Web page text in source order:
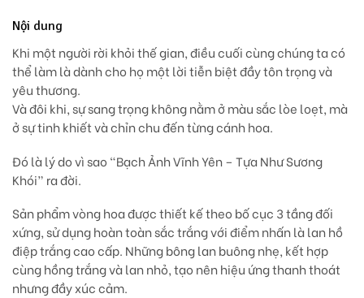
Nội dung
Khi một người rời khỏi thế gian,điều cuối cùng chúng ta có
thể làmlà dành cho họ một lời tiễn biệt đầy tôn trọng và
yêu thương.
Và đôi khi,sự sang trọng không nằm ở màu sắc lòe loẹt, mà
ở sự tinh khiết và chỉn chu đến từng cánh hoa.
Đó là lý do vì sao “Bạch Ảnh Vĩnh Yên – Tựa Như Sương
Khói” ra đời.
Sản phẩm vòng hoa được thiết kế theo bố cục 3 tầng đối
xứng, sử dụng hoàn toàn sắc trắng với điểm nhấn làlan hồ
điệp trắng cao cấp. Những bông lan buông nhẹ, kết hợp
cùnghồng trắng và lan nhỏ, tạo nênhiệu ứng thanh thoát
nhưng đầy xúc cảm.